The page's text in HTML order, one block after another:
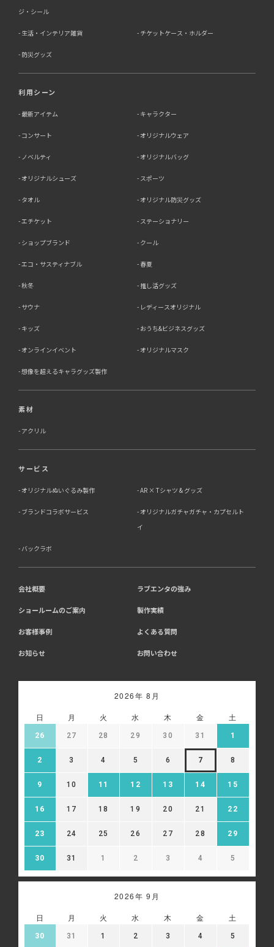
ジ・シール
生活・インテリア雑貨 チケットケース・ホルダー
防災グッズ
利用シーン
最新アイテム キャラクター
コンサート オリジナルウェア
ノベルティ オリジナルバッグ
オリジナルシューズ スポーツ
タオル オリジナル防災グッズ
エチケット ステーショナリー
ショップブランド クール
エコ・サスティナブル 春夏
秋冬 推し活グッズ
サウナ レディースオリジナル
キッズ おうち&ビジネスグッズ
オンラインイベント オリジナルマスク
想像を超えるキャラグッズ製作
素材
アクリル
サービス
オリジナルぬいぐるみ製作 AR × Tシャツ & グッズ
ブランドコラボサービス
オリジナルガチャガチャ・カプセルト
イ
バックラボ
会社概要 ラブエンタの強み
ショールームのご案内 製作実績
お客様事例 よくある質問
お知らせ お問い合わせ
2026年 8月
日 月 火 水 木 金 土
26 27 28 29 30 31 1
2 3 4 5 6 7 8
9 10 11 12 13 14 15
16 17 18 19 20 21 22
23 24 25 26 27 28 29
30 31 1 2 3 4 5
2026年 9月
日 月 火 水 木 金 土
30 31 1 2 3 4 5